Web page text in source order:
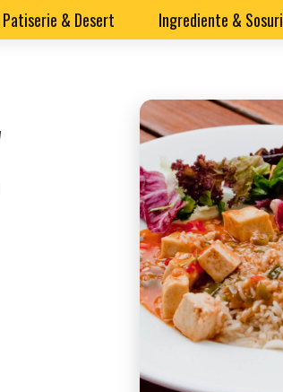
Patiserie & Desert Ingrediente & Sosuri